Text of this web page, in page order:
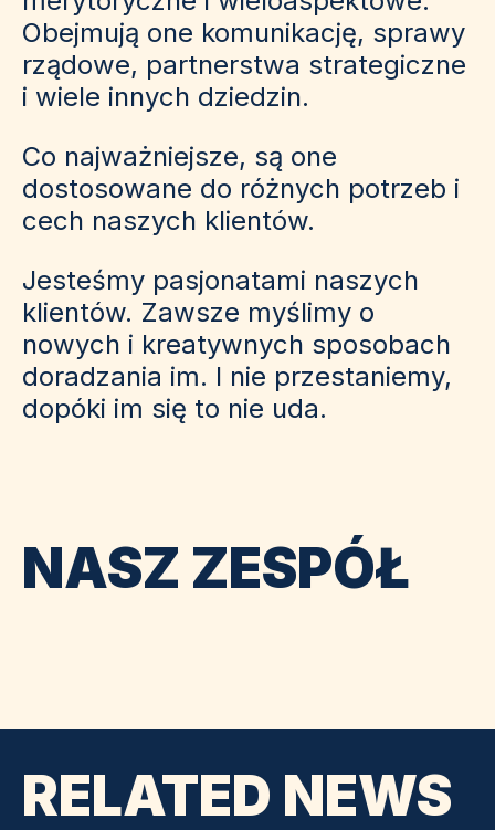
Obejmują one komunikację, sprawy
rządowe, partnerstwa strategiczne
i wiele innych dziedzin.
Co najważniejsze, są one
dostosowane do różnych potrzeb i
cech naszych klientów.
Jesteśmy pasjonatami naszych
klientów. Zawsze myślimy o
nowych i kreatywnych sposobach
doradzania im. I nie przestaniemy,
dopóki im się to nie uda.
NASZ ZESPÓŁ
RELATED NEWS